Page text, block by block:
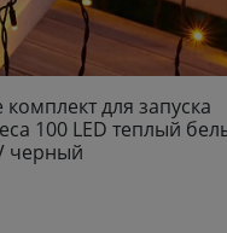
для запуска
100 LED теплый
черный